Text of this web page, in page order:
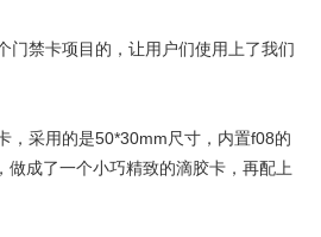
禁卡项目的，让用户们使用上了我们
采用的是50*30mm尺寸，内置f08的
做成了一个小巧精致的滴胶卡，再配上